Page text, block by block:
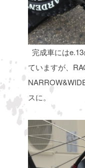
完成車には
ていますが、
スに。